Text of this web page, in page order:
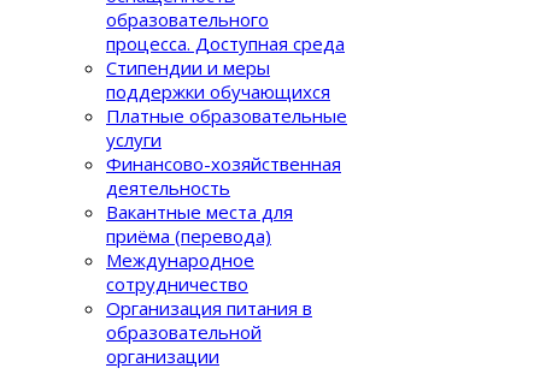
образовательного
процеcса. Доступная среда
Стипендии и меры
поддержки обучающихся
Платные образовательные
услуги
Финансово-хозяйственная
деятельность
Вакантные места для
приёма (перевода)
Международное
сотрудничество
Организация питания в
образовательной
организации